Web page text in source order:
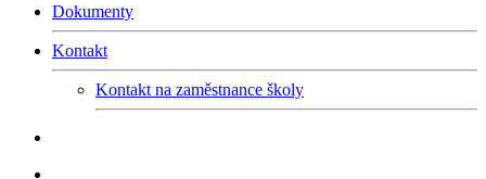
Dokumenty
Kontakt
Kontakt na zaměstnance školy